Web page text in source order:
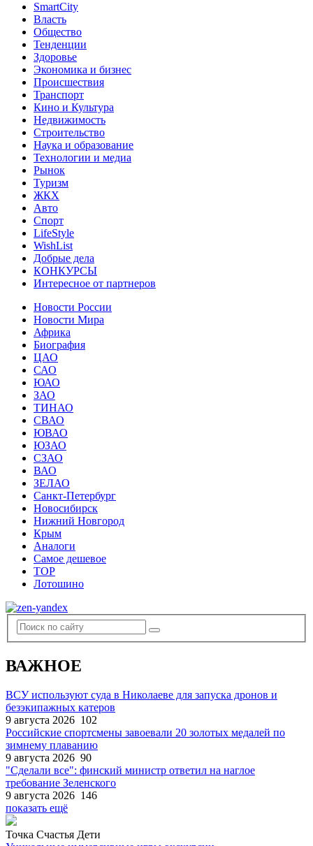
SmartCity
Власть
Общество
Тенденции
Здоровье
Экономика и бизнес
Происшествия
Транспорт
Кино и Культура
Недвижимость
Строительство
Наука и образование
Технологии и медиа
Рынок
Туризм
ЖКХ
Авто
Спорт
LifeStyle
WishList
Добрые дела
КОНКУРСЫ
Интересное от партнеров
Новости России
Новости Мира
Африка
Биография
ЦАО
САО
ЮАО
ЗАО
ТИНАО
СВАО
ЮВАО
ЮЗАО
СЗАО
ВАО
ЗЕЛАО
Санкт-Петербург
Новосибирск
Нижний Новгород
Крым
Аналоги
Самое дешевое
TOP
Лотошино
ВАЖНОЕ
ВСУ используют суда в Николаеве для запуска дронов и
безэкипажных катеров
9 августа 2026 102
Российские спортсмены завоевали 20 золотых медалей по
зимнему плаванию
9 августа 2026 90
"Сделали все": финский министр ответил на наглое
требование Зеленского
9 августа 2026 146
показать ещё
Точка Счастья Дети